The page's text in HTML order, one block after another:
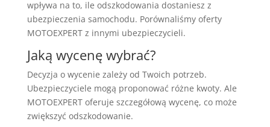
wpływa na to, ile odszkodowania dostaniesz z
ubezpieczenia samochodu. Porównaliśmy oferty
MOTOEXPERT z innymi ubezpieczycieli.
Jaką wycenę wybrać?
Decyzja o wycenie zależy od Twoich potrzeb.
Ubezpieczyciele mogą proponować różne kwoty. Ale
MOTOEXPERT oferuje szczegółową wycenę, co może
zwiększyć odszkodowanie.